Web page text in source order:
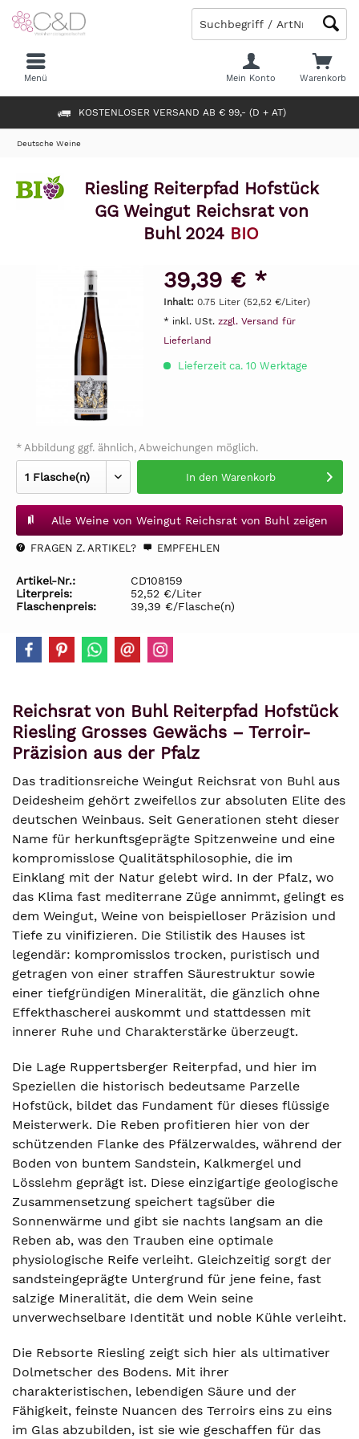
KOSTENLOSER VERSAND AB € 99,- (D + AT)
Warenkorb
Mein Konto
Menü
Deutsche Weine
Riesling Reiterpfad Hofstück
GG Weingut Reichsrat von
Buhl 2024 BIO
39,39 € *
Inhalt: 0.75 Liter (52,52 €/Liter)
* inkl. USt. zzgl. Versand für
Lieferland
Lieferzeit ca. 10 Werktage
* Abbildung ggf. ähnlich, Abweichungen möglich.
In den Warenkorb
Alle Weine von Weingut Reichsrat von Buhl zeigen
FRAGEN Z. ARTIKEL? EMPFEHLEN
Artikel-Nr.:
CD108159
Literpreis:
52,52 €/Liter
Flaschenpreis:
39,39 €/Flasche(n)
Reichsrat von Buhl Reiterpfad Hofstück
Riesling Grosses Gewächs – Terroir-
Präzision aus der Pfalz
Das traditionsreiche Weingut Reichsrat von Buhl aus
Deidesheim gehört zweifellos zur absoluten Elite des
deutschen Weinbaus. Seit Generationen steht dieser
Name für herkunftsgeprägte Spitzenweine und eine
kompromisslose Qualitätsphilosophie, die im
Einklang mit der Natur gelebt wird. In der Pfalz, wo
das Klima fast mediterrane Züge annimmt, gelingt es
dem Weingut, Weine von beispielloser Präzision und
Tiefe zu vinifizieren. Die Stilistik des Hauses ist
legendär: kompromisslos trocken, puristisch und
getragen von einer straffen Säurestruktur sowie
einer tiefgründigen Mineralität, die gänzlich ohne
Effekthascherei auskommt und stattdessen mit
innerer Ruhe und Charakterstärke überzeugt.
Die Lage Ruppertsberger Reiterpfad, und hier im
Speziellen die historisch bedeutsame Parzelle
Hofstück, bildet das Fundament für dieses flüssige
Meisterwerk. Die Reben profitieren hier von der
schützenden Flanke des Pfälzerwaldes, während der
Boden von buntem Sandstein, Kalkmergel und
Lösslehm geprägt ist. Diese einzigartige geologische
Zusammensetzung speichert tagsüber die
Sonnenwärme und gibt sie nachts langsam an die
Reben ab, was den Trauben eine optimale
physiologische Reife verleiht. Gleichzeitig sorgt der
sandsteingeprägte Untergrund für jene feine, fast
salzige Mineralität, die dem Wein seine
unverwechselbare Identität und noble Kühle verleiht.
Die Rebsorte Riesling zeigt sich hier als ultimativer
Dolmetscher des Bodens. Mit ihrer
charakteristischen, lebendigen Säure und der
Fähigkeit, feinste Nuancen des Terroirs eins zu eins
im Glas abzubilden, ist sie wie geschaffen für das